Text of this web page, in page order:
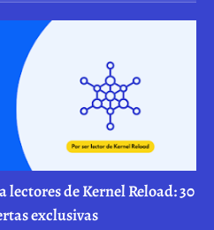
de Kernel Reload: 30
exclusivas